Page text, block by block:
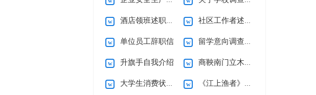
酒店领班述职报告 社区工作者述职报告
单位员工辞职信 留学意向调查报告
升旗手自我介绍 商鞅南门立木教案
大学生消费状况调查报告15篇 《江上渔者》教案